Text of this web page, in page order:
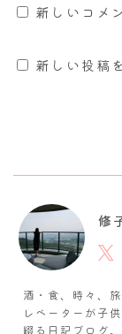
新しいコメ
新しい投稿
修
酒・食、時々、
レベーターが子
綴る日記ブログ